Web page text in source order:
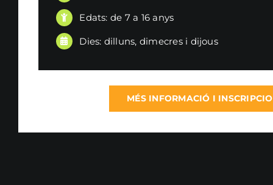
Edats: de 7 a 16 anys
Dies: dilluns, dimecres i dijous
MÉS INFORMACIÓ I